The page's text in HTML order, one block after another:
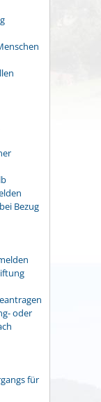
Bezug
oder
für